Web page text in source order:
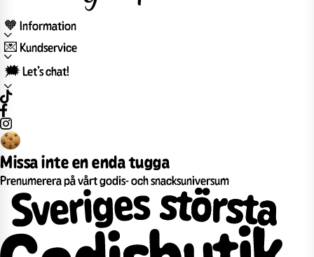
🧡 Information
💌 Kundservice
🗯️ Let’s chat!
Missa inte en enda tugga
Prenumerera på vårt godis- och snacksuniversum